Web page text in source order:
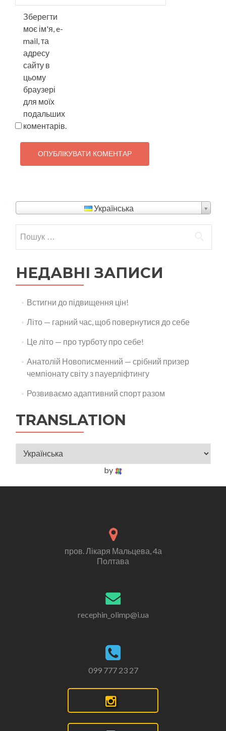
Зберегти
моє ім'я, e-
mail, та
адресу
сайту в
цьому
браузері
для моїх
подальших
коментарів.
Українська
НЕДАВНІ ЗАПИСИ
Встигни до підвищення цін!
Літо — гарний час, щоб повернутися до себе
Це літо — про турботу про себе!
Анатолій Новописменний — срібний призер
чемпіонату світу з пауерліфтингу
Розвиваємо адаптивний спорт разом
TRANSLATION
by
пров. Лікаря Мальцева, 4а
Полтава
recephin_olimp@i.ua
099 777 23 27